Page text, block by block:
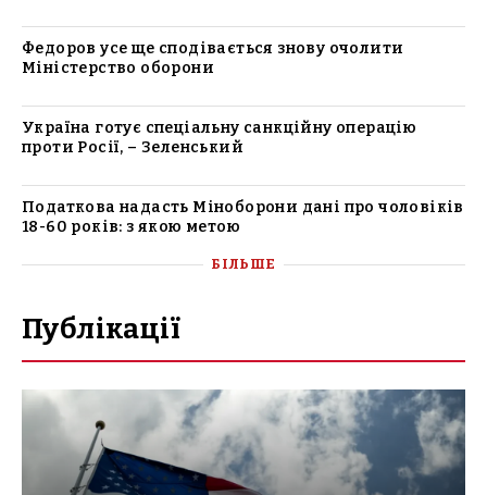
Федоров усе ще сподівається знову очолити
Міністерство оборони
Україна готує спеціальну санкційну операцію
проти Росії, – Зеленський
Податкова надасть Міноборони дані про чоловіків
18-60 років: з якою метою
БІЛЬШЕ
Публікації